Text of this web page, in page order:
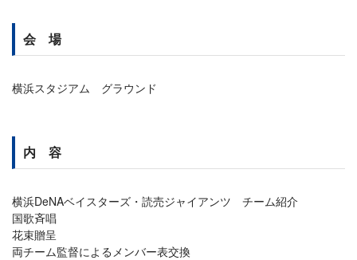
会 場
横浜スタジアム グラウンド
内 容
横浜DeNAベイスターズ・読売ジャイアンツ チーム紹介
国歌斉唱
花束贈呈
両チーム監督によるメンバー表交換